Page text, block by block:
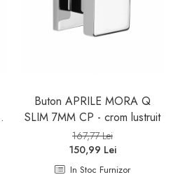
Buton APRILE MORA Q
SLIM 7MM CP - crom lustruit
167,77 Lei
150,99 Lei
In Stoc Furnizor